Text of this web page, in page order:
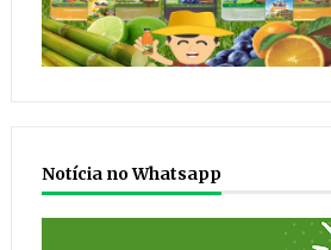
Notícia no Whatsapp